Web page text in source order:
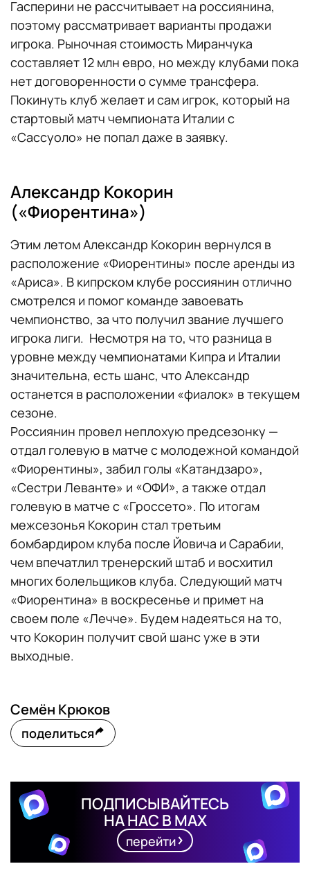
Гасперини не рассчитывает на россиянина,
поэтому рассматривает варианты продажи
игрока. Рыночная стоимость Миранчука
составляет 12 млн евро, но между клубами пока
нет договоренности о сумме трансфера.
Покинуть клуб желает и сам игрок, который на
стартовый матч чемпионата Италии с
«Сассуоло» не попал даже в заявку.
Александр Кокорин
(«Фиорентина»)
Этим летом Александр Кокорин вернулся в
расположение «Фиорентины» после аренды из
«Ариса». В кипрском клубе россиянин отлично
смотрелся и помог команде завоевать
чемпионство, за что получил звание лучшего
игрока лиги. Несмотря на то, что разница в
уровне между чемпионатами Кипра и Италии
значительна, есть шанс, что Александр
останется в расположении «фиалок» в текущем
сезоне.
Россиянин провел неплохую предсезонку —
отдал голевую в матче с молодежной командой
«Фиорентины», забил голы «Катандзаро»,
«Сестри Леванте» и «ОФИ», а также отдал
голевую в матче с «Гроссето». По итогам
межсезонья Кокорин стал третьим
бомбардиром клуба после Йовича и Сарабии,
чем впечатлил тренерский штаб и восхитил
многих болельщиков клуба. Следующий матч
«Фиорентина» в воскресенье и примет на
своем поле «Лечче». Будем надеяться на то,
что Кокорин получит свой шанс уже в эти
выходные.
Семён Крюков
поделиться
ПОДПИСЫВАЙТЕСЬ
НА НАС В MAX
перейти